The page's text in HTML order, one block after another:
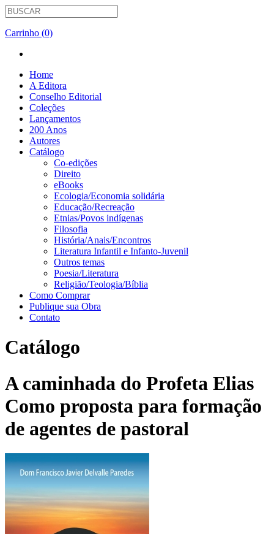
Carrinho (0)
Home
A Editora
Conselho Editorial
Coleções
Lançamentos
200 Anos
Autores
Catálogo
Co-edições
Direito
eBooks
Ecologia/Economia solidária
Educação/Recreação
Etnias/Povos indígenas
Filosofia
História/Anais/Encontros
Literatura Infantil e Infanto-Juvenil
Outros temas
Poesia/Literatura
Religião/Teologia/Bíblia
Como Comprar
Publique sua Obra
Contato
Catálogo
A caminhada do Profeta Elias
Como proposta para formação
de agentes de pastoral